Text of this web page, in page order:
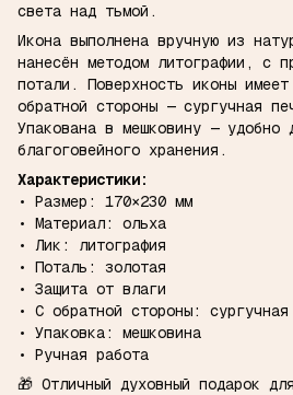
света над тьмой.
Икона выполнена вручную из
нанесён методом литографии, с
потали. Поверхность иконы
обратной стороны — сургучная
Упакована в мешковину — удобно
благоговейного хранения.
Характеристики:
• Размер: 170×230 мм
• Материал: ольха
• Лик: литография
• Поталь: золотая
• Защита от влаги
• С обратной стороны:
• Упаковка: мешковина
• Ручная работа
🎁 Отличный духовный подарок